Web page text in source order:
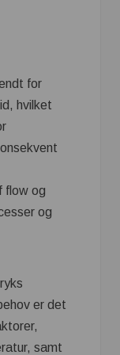
for
hvilket
flow og
og
er det
samt